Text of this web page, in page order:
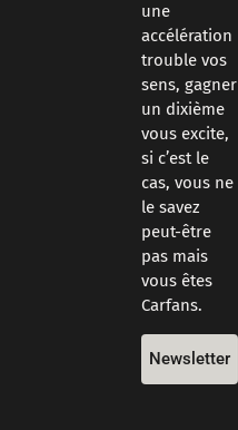
une
accélération
trouble vos
sens, gagner
un dixième
vous excite,
si c’est le
cas, vous ne
le savez
peut-être
pas mais
vous êtes
Carfans.
Newsletter